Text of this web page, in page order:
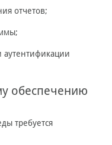
отчетов;
аутентификации
обеспечению
требуется